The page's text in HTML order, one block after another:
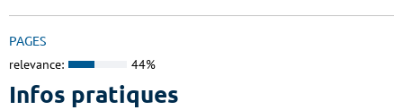
PAGES
relevance: 44%
Infos pratiques